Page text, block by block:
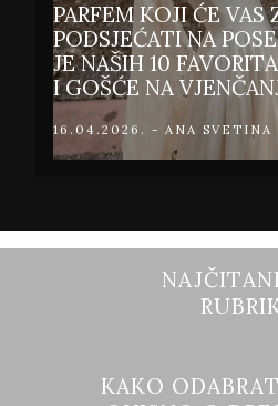
PARFEM KOJI ĆE VAS
PODSJEĆATI NA
JE NAŠIH 10
I GOŠĆE NA
16.04.2026. - ANA SVETINA
KAKO